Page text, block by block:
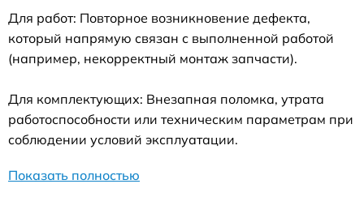
Для работ: Повторное возникновение дефекта,
который напрямую связан с выполненной работой
(например, некорректный монтаж запчасти).
Для комплектующих: Внезапная поломка, утрата
работоспособности или техническим параметрам при
соблюдении условий эксплуатации.
Показать полностью